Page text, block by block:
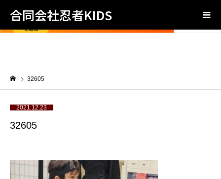
合同会社忍者KIDS
32605
2021.12.23
32605